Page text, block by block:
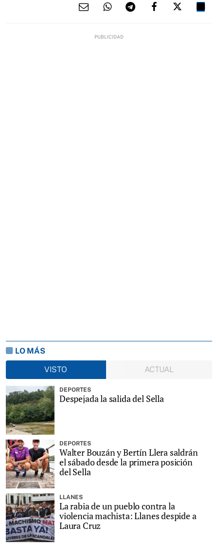
LO MÁS
VISTO
ACTUAL
DEPORTES
Despejada la salida del Sella
DEPORTES
Walter Bouzán y Bertín Llera saldrán
el sábado desde la primera posición
del Sella
LLANES
La rabia de un pueblo contra la
violencia machista: Llanes despide a
Laura Cruz